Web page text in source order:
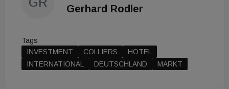
Gerhard Rodler
Tags
INVESTMENT
COLLIERS
HOTEL
INTERNATIONAL
DEUTSCHLAND MARKT